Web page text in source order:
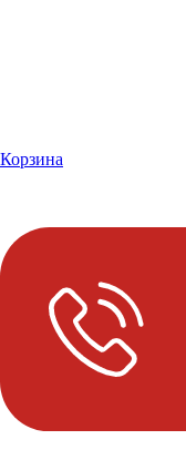
Корзина